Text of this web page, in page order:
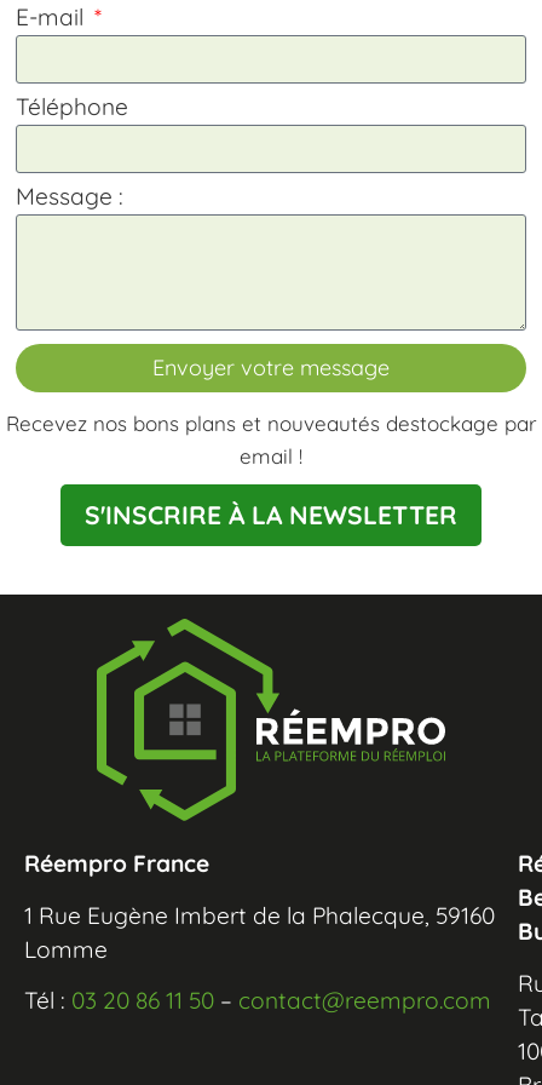
E-mail
Téléphone
Message :
Envoyer votre message
Recevez nos bons plans et nouveautés destockage par
email !
S'INSCRIRE À LA NEWSLETTER
Réempro France
1 Rue Eugène Imbert de la Phalecque, 59160
Lomme
Tél : 03 20 86 11 50 – contact@reempro.com